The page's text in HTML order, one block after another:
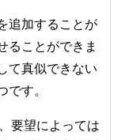
追加することが
ることができま
て真似できない
です。
要望によっては